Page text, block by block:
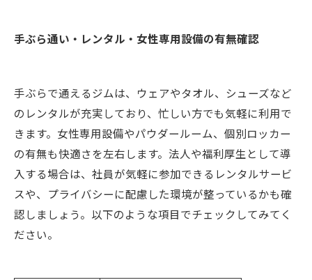
手ぶら通い・レンタル・女性専用設備の有無確認
手ぶらで通えるジムは、ウェアやタオル、シューズなど
のレンタルが充実しており、忙しい方でも気軽に利用で
きます。女性専用設備やパウダールーム、個別ロッカー
の有無も快適さを左右します。法人や福利厚生として導
入する場合は、社員が気軽に参加できるレンタルサービ
スや、プライバシーに配慮した環境が整っているかも確
認しましょう。以下のような項目でチェックしてみてく
ださい。